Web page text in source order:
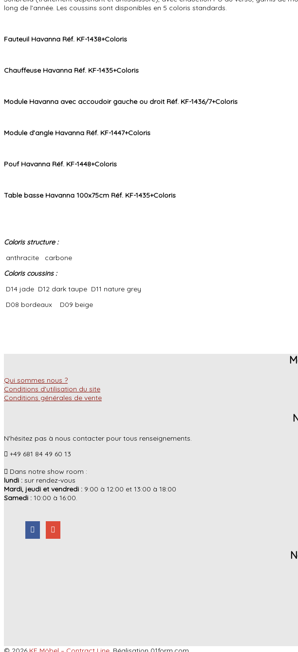
long de l’année. Les coussins sont disponibles en 5 coloris standards.
Fauteuil Havanna Réf. KF-1438+Coloris
Chauffeuse Havanna Réf. KF-1435+Coloris
Module Havanna avec accoudoir gauche ou droit Réf. KF-1436/7+Coloris
Module d’angle Havanna Réf. KF-1447+Coloris
Pouf Havanna Réf. KF-1448+Coloris
Table basse Havanna 100x75cm Réf. KF-1435+Coloris
Coloris structure :
anthracite
carbone
Coloris coussins :
D14 jade D12 dark taupe D11 nature grey
D08 bordeaux
D09 beige
Qui sommes nous ?
Conditions d'utilisation du site
Conditions générales de vente
N'hésitez pas à nous contacter pour tous renseignements.
+49 681 84 49 60 13
Dans notre show room :
lundi : sur rendez-vous
Mardi, jeudi et vendredi : 9:00 à 12:00 et 13:00 à 18:00
Samedi : 10:00 à 16:00.